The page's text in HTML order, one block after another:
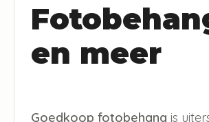
en meer
Goedkoop fotobehang is